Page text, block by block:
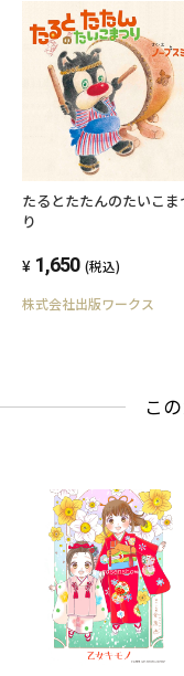
たるとたたんのたいこま
り
1,650 (税込)
株式会社出版ワークス
こ